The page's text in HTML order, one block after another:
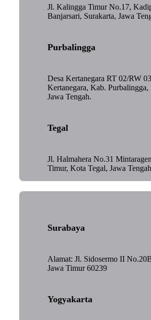
Jl. Kalingga Timur No.17,
Banjarsari, Surakarta, Jawa
Purbalingga
Desa Kertanegara RT 02/RW
Kertanegara, Kab.
Jawa Tengah.
Tegal
Jl. Halmahera No.31
Timur, Kota Tegal, Jawa
Surabaya
Alamat: Jl. Sidosermo II
Jawa Timur 60239
Yogyakarta